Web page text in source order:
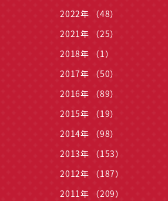
2022年 （48）
2021年 （25）
2018年 （1）
2017年 （50）
2016年 （89）
2015年 （19）
2014年 （98）
2013年 （153）
2012年 （187）
2011年 （209）